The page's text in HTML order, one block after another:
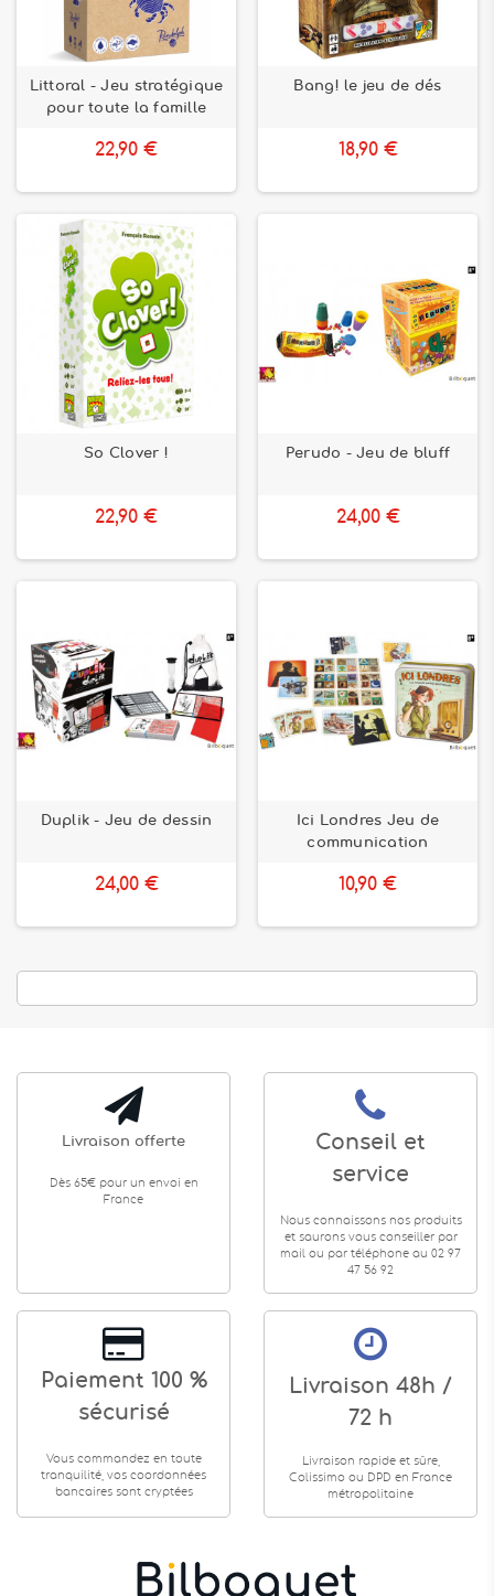
Littoral - Jeu stratégique
pour toute la famille
22,90 €
Bang! le jeu de dés
18,90 €
So Clover !
22,90 €
Perudo - Jeu de bluff
24,00 €
Duplik - Jeu de dessin
24,00 €
Ici Londres Jeu de
communication
10,90 €
Livraison offerte
Dès 65€ pour un envoi en
France
Conseil et
service
Nous connaissons nos produits
et saurons vous conseiller par
mail ou par téléphone au 02 97
47 56 92
Paiement 100 %
sécurisé
Vous commandez en toute
tranquilité, vos coordonnées
bancaires sont cryptées
Livraison 48h /
72 h
Livraison rapide et sûre,
Colissimo ou DPD en France
métropolitaine